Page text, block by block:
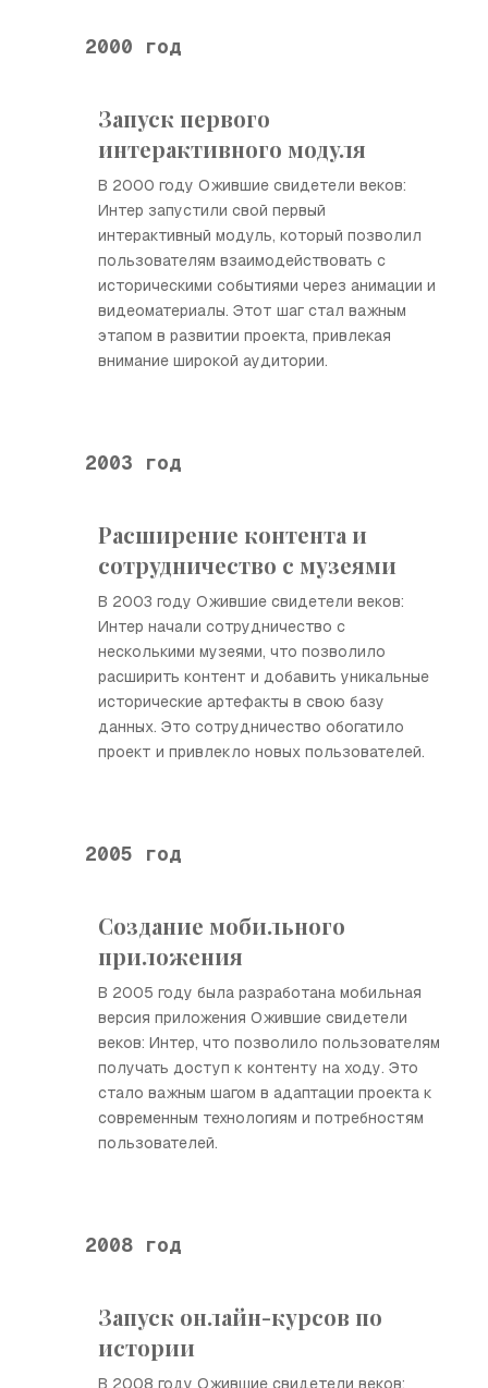
2000 год
Запуск первого
интерактивного модуля
В 2000 году Ожившие свидетели веков:
Интер запустили свой первый
интерактивный модуль, который позволил
пользователям взаимодействовать с
историческими событиями через анимации и
видеоматериалы. Этот шаг стал важным
этапом в развитии проекта, привлекая
внимание широкой аудитории.
2003 год
Расширение контента и
сотрудничество с музеями
В 2003 году Ожившие свидетели веков:
Интер начали сотрудничество с
несколькими музеями, что позволило
расширить контент и добавить уникальные
исторические артефакты в свою базу
данных. Это сотрудничество обогатило
проект и привлекло новых пользователей.
2005 год
Создание мобильного
приложения
В 2005 году была разработана мобильная
версия приложения Ожившие свидетели
веков: Интер, что позволило пользователям
получать доступ к контенту на ходу. Это
стало важным шагом в адаптации проекта к
современным технологиям и потребностям
пользователей.
2008 год
Запуск онлайн-курсов по
истории
В 2008 году Ожившие свидетели веков: